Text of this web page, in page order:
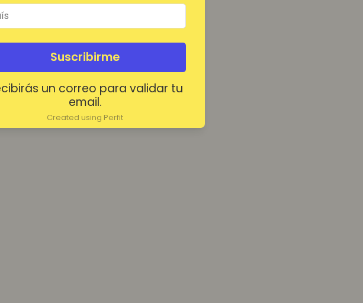
Suscribirme
un correo para validar tu
email.
Created using Perfit
olvidada?